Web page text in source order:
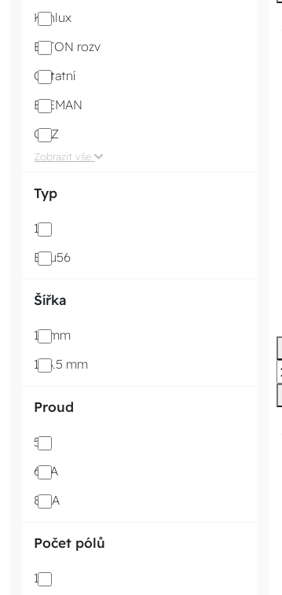
Kanlux
EATON rozv
Ostatní
ELEMAN
OEZ
Zobrazit vše
Typ
1
Bbu56
Šířka
17 mm
193.5 mm
Proud
5 A
63 A
80 A
Počet pólů
1